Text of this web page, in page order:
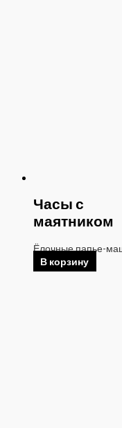
Часы с
маятником
Ёлочные папье-
В корзину